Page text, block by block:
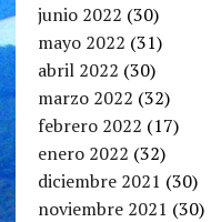
junio 2022 (30)
mayo 2022 (31)
abril 2022 (30)
marzo 2022 (32)
febrero 2022 (17)
enero 2022 (32)
diciembre 2021 (30)
noviembre 2021 (30)